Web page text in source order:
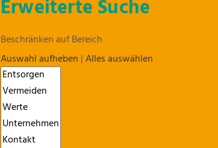
Erweiterte Suche
Beschränken auf Bereich
Auswahl aufheben |Alles auswählen